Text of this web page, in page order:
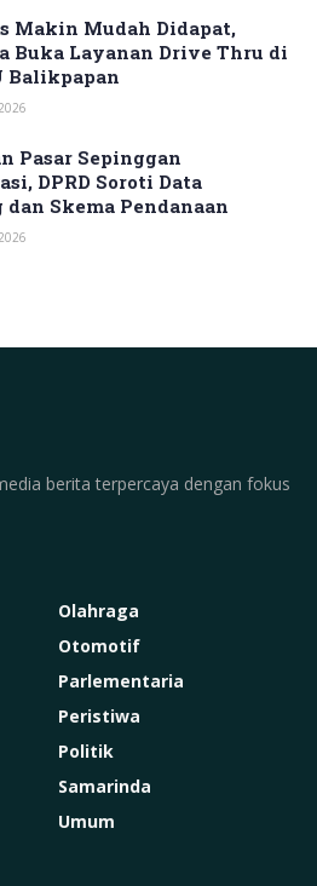
Makin Mudah Didapat,
Buka Layanan Drive Thru di
Balikpapan
Pasar Sepinggan
DPRD Soroti Data
dan Skema Pendanaan
berita terpercaya dengan fokus
Olahraga
Otomotif
Parlementaria
Peristiwa
Politik
Samarinda
Umum